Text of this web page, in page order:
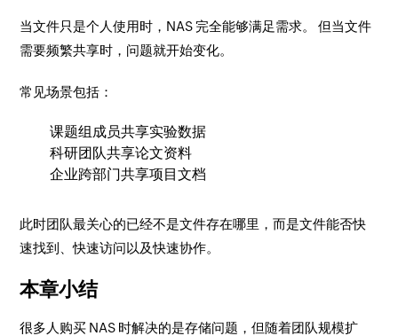
当文件只是个人使用时，NAS 完全能够满足需求。 但当文件
需要频繁共享时，问题就开始变化。
常见场景包括：
课题组成员共享实验数据
科研团队共享论文资料
企业跨部门共享项目文档
此时团队最关心的已经不是文件存在哪里，而是文件能否快
速找到、快速访问以及快速协作。
本章小结
很多人购买 NAS 时解决的是存储问题，但随着团队规模扩